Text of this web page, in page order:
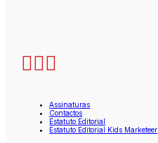
Assinaturas
Contactos
Estatuto Editorial
Estatuto Editorial Kids Marketeer